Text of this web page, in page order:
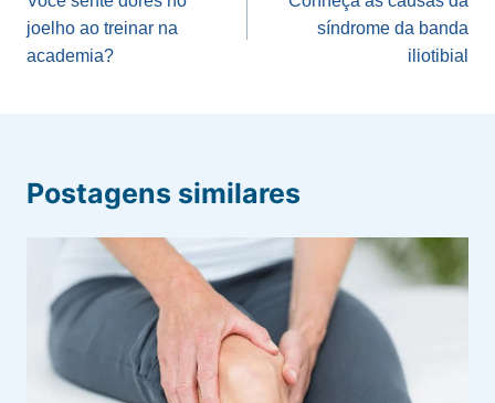
Post
joelho ao treinar na
academia?
síndrome da banda
iliotibial
Postagens similares